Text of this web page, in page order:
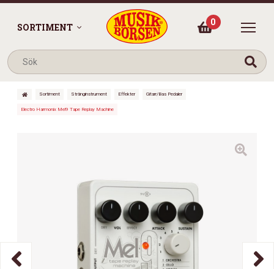
SORTIMENT 0
Sortiment Stränginstrument Effekter Gitarr/Bas Pedaler
Electro Harmonix Mel9 Tape Replay Machine